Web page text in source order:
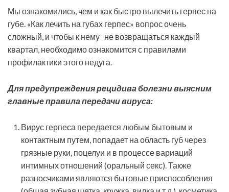
Мы ознакомились, чем и как быстро вылечить герпес на
губе. «Как лечить на губах герпес» вопрос очень
сложный, и чтобы к нему не возвращаться каждый
квартал, необходимо ознакомится с правилами
профилактики этого недуга.
Для предупреждения рецидива болезни выясним
главные правила передачи вируса:
Вирус герпеса передается любым бытовым и
контактным путем, попадает на область губ через
грязные руки, поцелуи и в процессе вариаций
интимных отношений (оральный секс). Также
разносчиками являются бытовые приспособления